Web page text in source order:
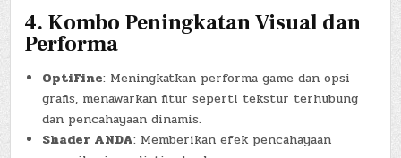
4. Kombo Peningkatan Visual dan
Performa
OptiFine: Meningkatkan performa game dan opsi
grafis, menawarkan fitur seperti tekstur terhubung
dan pencahayaan dinamis.
Shader ANDA: Memberikan efek pencahayaan